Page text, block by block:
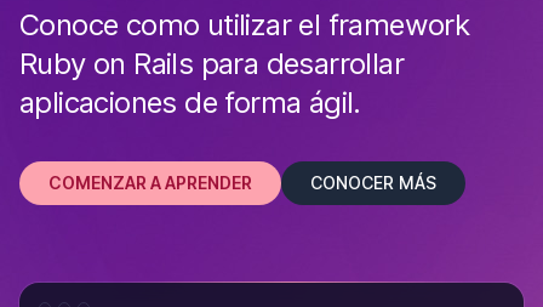
Conoce como utilizar el framework
Ruby on Rails para desarrollar
aplicaciones de forma ágil.
COMENZAR A APRENDER CONOCER MÁS